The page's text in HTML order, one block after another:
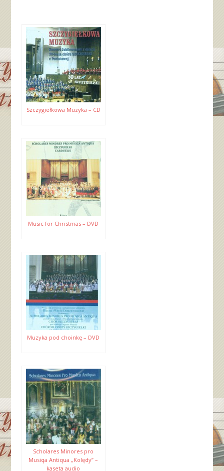
Szczygiełkowa Muzyka – CD
Music for Christmas – DVD
Muzyka pod choinkę – DVD
Scholares Minores pro
Musiqa Antiqua „Kolędy” –
kaseta audio